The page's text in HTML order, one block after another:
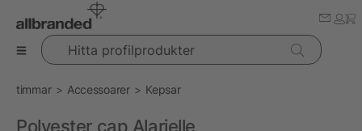
Hitta profilprodukter
timmar Accessoarer Kepsar
Polyester cap Alarielle